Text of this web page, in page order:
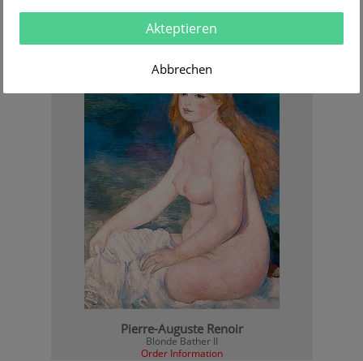
Pierre-Auguste Renoir
Bathing woman drying off her foot
Order Information
Pierre-Auguste Renoir
Blonde Bather II
Order Information
Akteptieren
Abbrechen